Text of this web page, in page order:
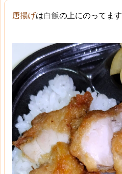
唐揚げは白飯の上にのってます